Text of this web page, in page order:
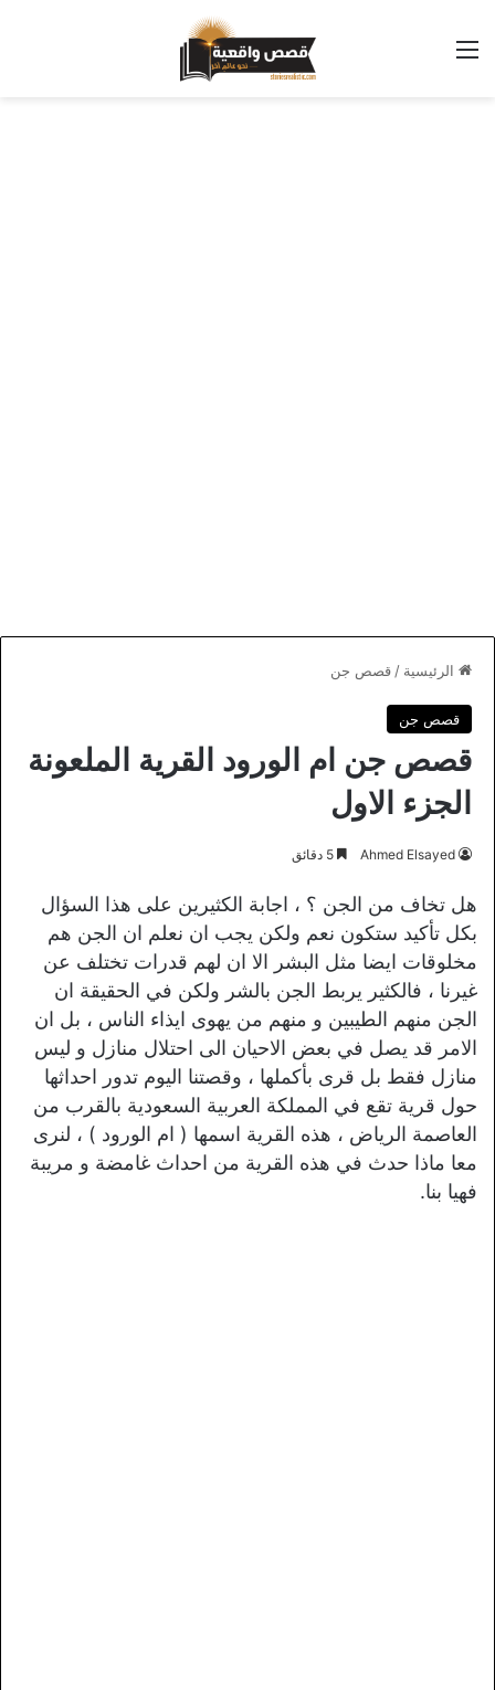
القائمة
الرئيسية / قصص جن
قصص جن
قصص جن ام الورود القرية الملعونة
الجزء الاول
Ahmed Elsayed
هل تخاف من الجن ؟ ، اجابة الكثيرين على هذا السؤال
بكل تأكيد ستكون نعم ولكن يجب ان نعلم ان الجن هم
مخلوقات ايضا مثل البشر الا ان لهم قدرات تختلف عن
غيرنا ، فالكثير يربط الجن بالشر ولكن في الحقيقة ان
الجن منهم الطيبين و منهم من يهوى ايذاء الناس ، بل ان
الامر قد يصل في بعض الاحيان الى احتلال منازل و ليس
منازل فقط بل قرى بأكملها ، وقصتنا اليوم تدور احداثها
حول قرية تقع في المملكة العربية السعودية بالقرب من
العاصمة الرياض ، هذه القرية اسمها ( ام الورود ) ، لنرى
معا ماذا حدث في هذه القرية من احداث غامضة و مريبة
فهيا بنا.